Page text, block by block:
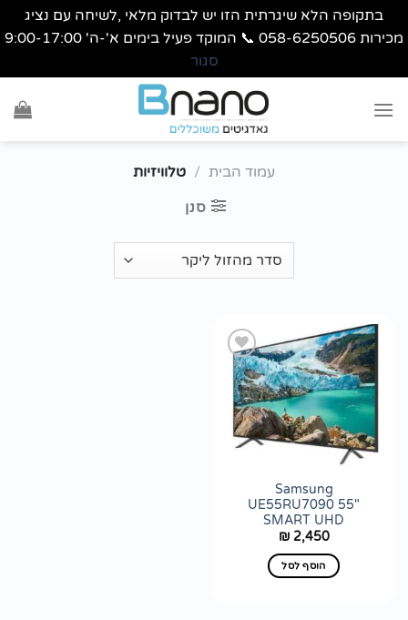
בתקופה הלא שיגרתית הזו יש לבדוק מלאי ,לשיחה עם נציג
מכירות 058-6250506 📞 המוקד פעיל בימים א'-ה' 9:00-17:00
סגור
עמוד הבית / טלוויזיות
סנן
הוסף
לרשימת
wishlist
Samsung
UE55RU7090 55"
SMART UHD
₪2,450
הוסף לסל